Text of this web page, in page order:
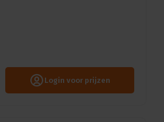
Login voor prijzen